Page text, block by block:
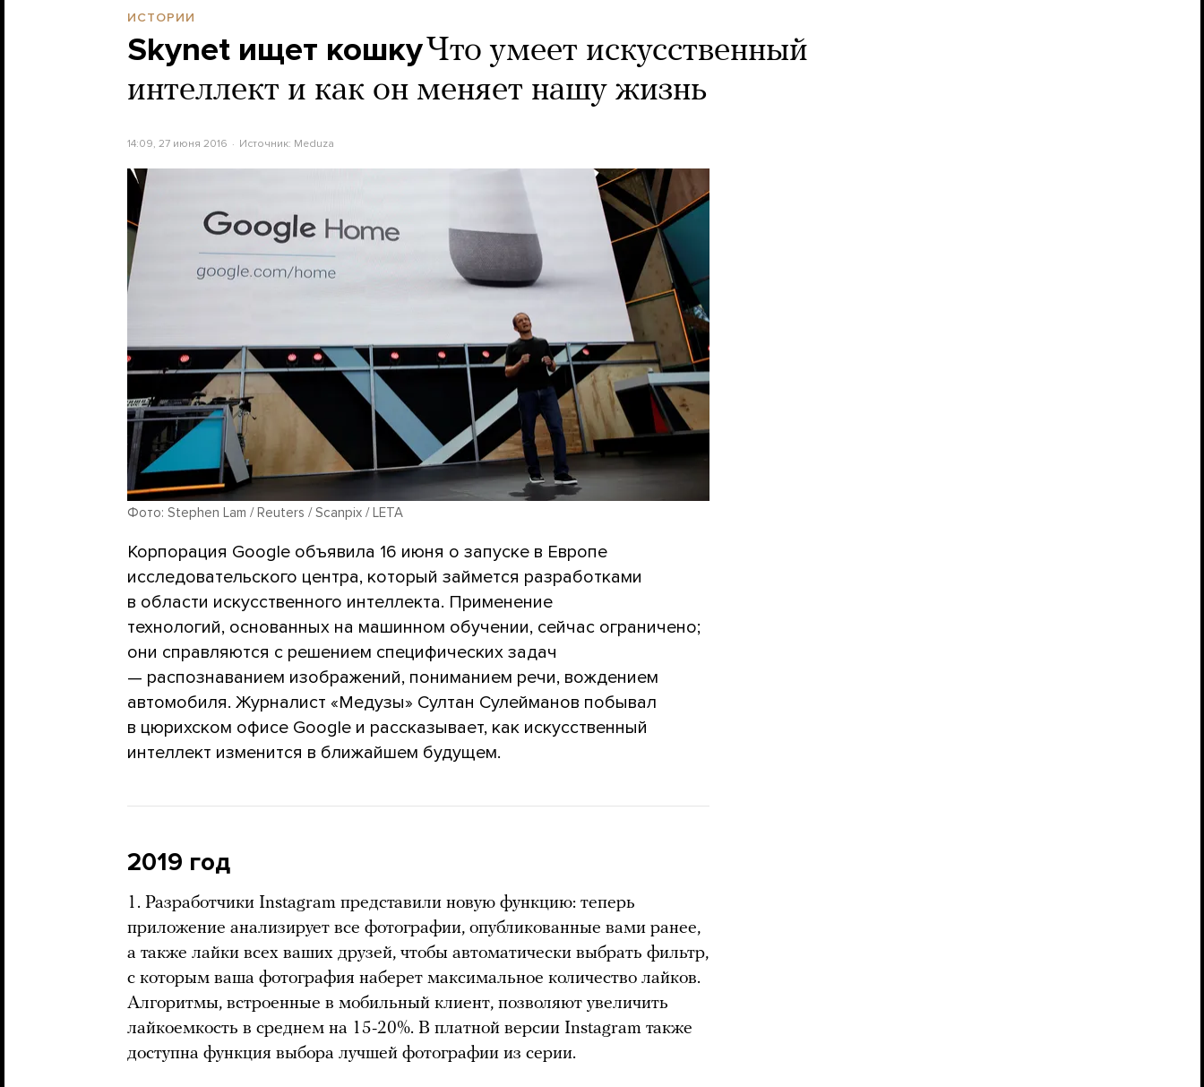
ИСТОРИИ
Skynet ищет кошкуЧто умеет искусственный
интеллект и как он меняет нашу жизнь
14:09, 27 июня 2016 Источник: Meduza
Фото: Stephen Lam / Reuters / Scanpix / LETA
Корпорация Google объявила 16 июня о запуске в Европе
исследовательского центра, который займется разработками
в области искусственного интеллекта. Применение
технологий, основанных на машинном обучении, сейчас ограничено;
они справляются с решением специфических задач
— распознаванием изображений, пониманием речи, вождением
автомобиля. Журналист «Медузы» Султан Сулейманов побывал
в цюрихском офисе Google и рассказывает, как искусственный
интеллект изменится в ближайшем будущем.
2019 год
1. Разработчики Instagram представили новую функцию: теперь
приложение анализирует все фотографии, опубликованные вами ранее,
а также лайки всех ваших друзей, чтобы автоматически выбрать фильтр,
с которым ваша фотография наберет максимальное количество лайков.
Алгоритмы, встроенные в мобильный клиент, позволяют увеличить
лайкоемкость в среднем на 15-20%. В платной версии Instagram также
доступна функция выбора лучшей фотографии из серии.